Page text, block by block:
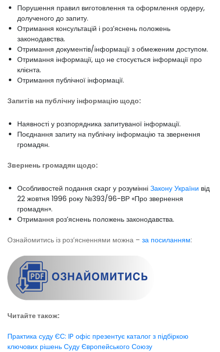
Порушення правил виготовлення та оформлення ордеру,
долученого до запиту.
Отримання консультацій і роз’яснень положень
законодавства.
Отримання документів/інформації з обмеженим доступом.
Отримання інформації, що не стосується інформації про
клієнта.
Отримання публічної інформації.
Запитів на публічну інформацію щодо:
Наявності у розпорядника запитуваної інформації.
Поєднання запиту на публічну інформацію та звернення
громадян.
Звернень громадян щодо:
Особливостей подання скарг у розумінні Закону України від
22 жовтня 1996 року №393/96-ВР «Про звернення
громадян».
Отримання роз’яснень положень законодавства.
Ознайомитись із роз’ясненнями можна – за посиланням:
Читайте також:
Практика суду ЄС: IP офіс презентує каталог з підбіркою
ключових рішень Суду Європейського Союзу